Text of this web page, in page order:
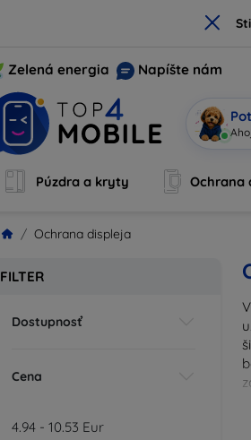
×
Zelená energia Napíšte nám
Púzdra a kryty Ochrana
Ochrana displeja
FILTER
Dostupnosť
Cena
4.94 - 10.53 Eur